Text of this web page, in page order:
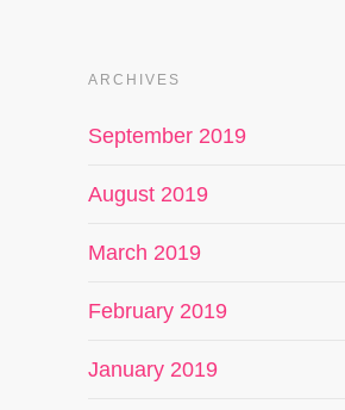
ARCHIVES
September 2019
August 2019
March 2019
February 2019
January 2019